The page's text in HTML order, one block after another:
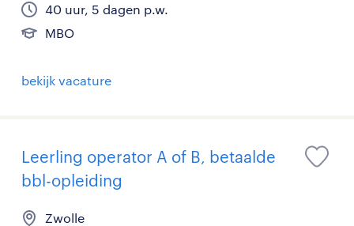
40 uur, 5 dagen p.w.
MBO
bekijk vacature
Leerling operator A of B, betaalde
bbl-opleiding
Zwolle